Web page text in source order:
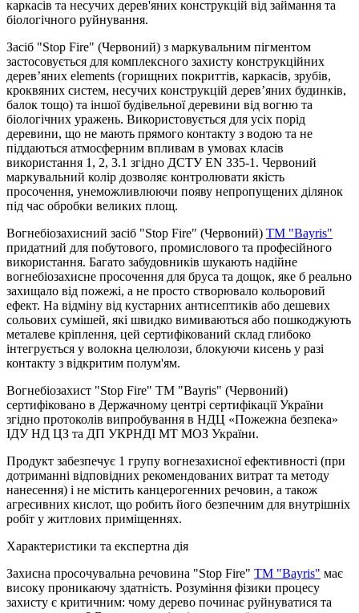
каркасів та несучих дерев'яних конструкцій від займання та
біологічного руйнування.
Засіб "Stop Fire" (Червоний) з маркувальним пігментом
застосовується для комплексного захисту конструкційних
дерев’яних elements (горищних покриттів, каркасів, зрубів,
кроквяних систем, несучих конструкцій дерев’яних будинків,
балок тощо) та іншої будівельної деревини від вогню та
біологічних уражень. Використовується для усіх порід
деревини, що не мають прямого контакту з водою та не
піддаються атмосферним впливам в умовах класів
використання 1, 2, 3.1 згідно ДСТУ EN 335-1. Червоний
маркувальний колір дозволяє контролювати якість
просочення, унеможливлюючи появу непропущених ділянок
під час обробки великих площ.
Вогнебіозахисний засіб "Stop Fire" (Червоний) ТМ "Bayris"
придатний для побутового, промислового та професійного
використання. Багато забудовників шукають надійне
вогнебіозахисне просочення для бруса та дощок, яке б реально
захищало від пожежі, а не просто створювало кольоровий
ефект. На відміну від кустарних антисептиків або дешевих
сольових сумішей, які швидко вимиваються або пошкоджують
металеве кріплення, цей сертифікований склад глибоко
інтегрується у волокна целюлози, блокуючи кисень у разі
контакту з відкритим полум'ям.
Вогнебіозахист "Stop Fire" ТМ "Bayris" (Червоний)
сертифіковано в Держачному центрі сертифікації України
згідно протоколів випробування в НДЦ «Пожежна безпека»
ІДУ НД ЦЗ та ДП УКРНДІ МТ МОЗ України.
Продукт забезпечує 1 групу вогнезахисної ефективності (при
дотриманні відповідних рекомендованих витрат та методу
нанесення) і не містить канцерогенних речовин, а також
агресивних кислот, що робить його безпечним для внутрішніх
робіт у житлових приміщеннях.
Характеристики та експертна дія
Захисна просочувальна речовина "Stop Fire" ТМ "Bayris" має
високу проникаючу здатність. Розуміння фізики процесу
захисту є критичним: чому дерево починає руйнуватися та